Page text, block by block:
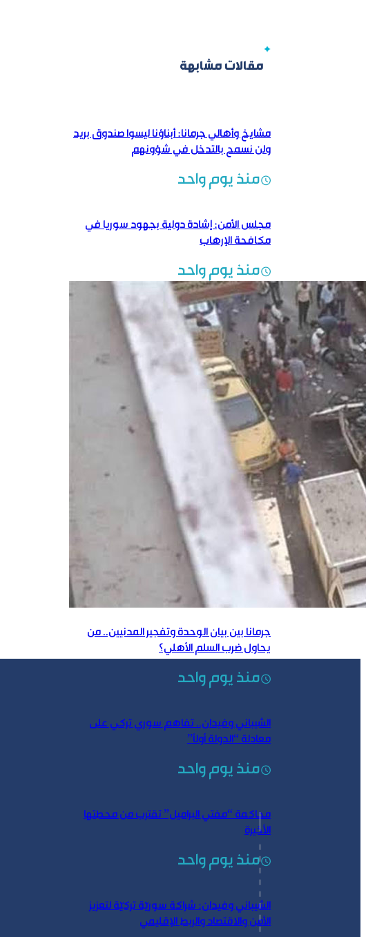
مقالات مشابهة
مشايخ وأهالي جرمانا: أبناؤنا ليسوا صندوق بريد
ولن نسمح بالتدخل في شؤونهم
منذ يوم واحد
مجلس الأمن: إشادة دولية بجهود سوريا في
مكافحة الإرهاب
منذ يوم واحد
جرمانا بين بيان الوحدة وتفجير المدنيين.. من
يحاول ضرب السلم الأهلي؟
منذ يوم واحد
الشيباني وفيدان.. تفاهم سوري تركي على
معادلة “الدولة أولاً”
منذ يوم واحد
محاكمة “مفتي البراميل” تقترب من محطتها
الأخيرة
منذ يوم واحد
الشيباني وفيدان: شراكة سوريّة تركيّة لتعزيز
الأمن والاقتصاد والربط الإقليمي